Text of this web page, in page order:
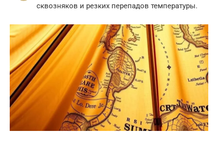
сквозняков и резких перепадов температуры.